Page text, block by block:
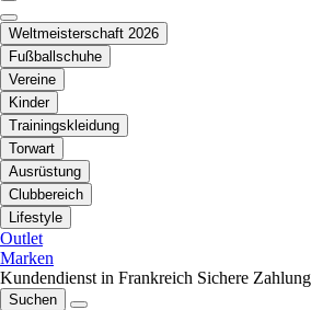
Weltmeisterschaft 2026
Fußballschuhe
Vereine
Kinder
Trainingskleidung
Torwart
Ausrüstung
Clubbereich
Lifestyle
Outlet
Marken
Kundendienst in Frankreich Sichere Zahlung
Suchen